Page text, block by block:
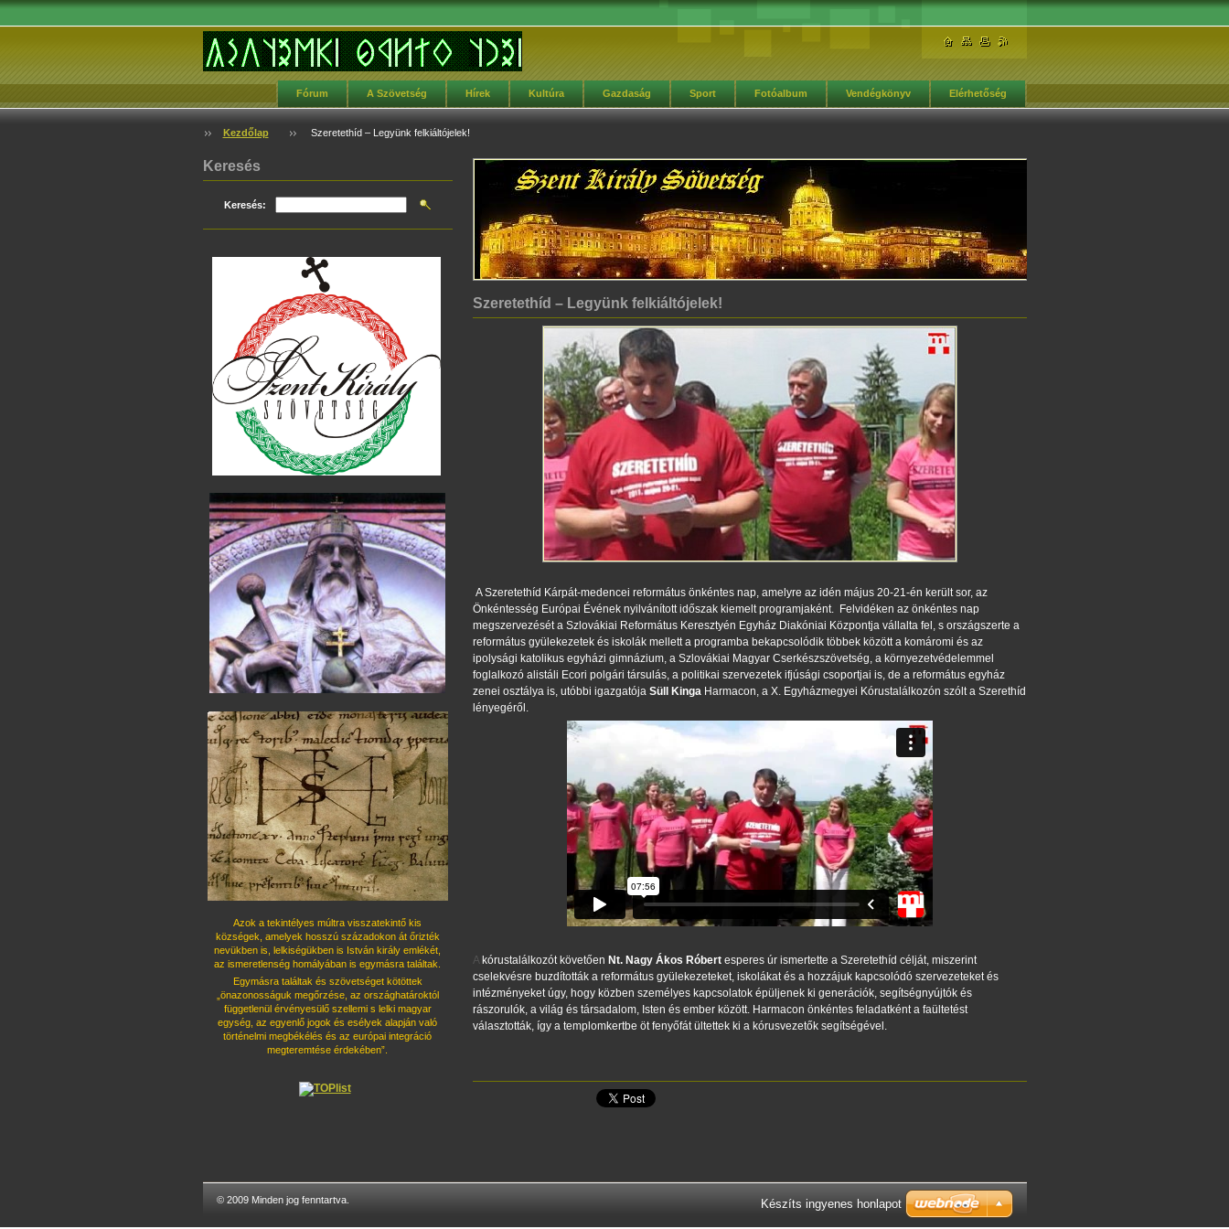
Fórum A Szövetség Hírek Kultúra Gazdaság Sport Fotóalbum Vendégkönyv Elérhetőség
Kezdőlap Szeretethíd – Legyünk felkiáltójelek!
Szeretethíd – Legyünk felkiáltójelek!
A Szeretethíd Kárpát-medencei református önkéntes nap, amelyre az idén május 20-21-én került sor, az
Önkéntesség Európai Évének nyilvánított időszak kiemelt programjaként. Felvidéken az önkéntes nap
megszervezését a Szlovákiai Református Keresztyén Egyház Diakóniai Központja vállalta fel, s országszerte a
református gyülekezetek és iskolák mellett a programba bekapcsolódik többek között a komáromi és az
ipolysági katolikus egyházi gimnázium, a Szlovákiai Magyar Cserkészszövetség, a környezetvédelemmel
foglalkozó alistáli Ecori polgári társulás, a politikai szervezetek ifjúsági csoportjai is, de a református egyház
zenei osztálya is, utóbbi igazgatója Süll KingaHarmacon, a X. Egyházmegyei Kórustalálkozón szólt a Szerethíd
lényegéről.
Akórustalálkozót követően Nt. Nagy Ákos Róbert esperes úr ismertette a Szeretethíd célját, miszerint
cselekvésre buzdították a református gyülekezeteket, iskolákat és a hozzájuk kapcsolódó szervezeteket és
intézményeket úgy, hogy közben személyes kapcsolatok épüljenek ki generációk, segítségnyújtók és
rászorulók, a világ és társadalom, Isten és ember között. Harmacon önkéntes feladatként a faültetést
választották, így a templomkertbe öt fenyőfát ültettek ki a kórusvezetők segítségével.
Keresés
Keresés:
Azok a tekintélyes múltra visszatekintő kis
községek, amelyek hosszú századokon át őrizték
nevükben is, lelkiségükben is István király emlékét,
az ismeretlenség homályában is egymásra találtak.
Egymásra találtak és szövetséget kötöttek
„önazonosságuk megőrzése, az országhatároktól
függetlenül érvényesülő szellemi s lelki magyar
egység, az egyenlő jogok és esélyek alapján való
történelmi megbékélés és az európai integráció
megteremtése érdekében”.
© 2009 Minden jog fenntartva. Készíts ingyenes honlapot